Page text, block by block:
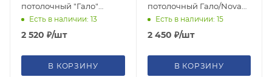
потолочный "Гало"
d150/125мм ГКЛ с
задвижкой, белый с
платформой
Есть в наличии: 13
2 520 ₽/шт
В КОРЗИНУ
потолочный Гало/Nova
d125/100мм с задвижкой,
Есть в наличии: 15
2 450 ₽/шт
В КОРЗИНУ